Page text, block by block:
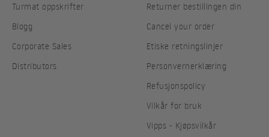
Turmat oppskrifter
Blogg
Corporate Sales
Distributors
Returner bestillingen din
Cancel your order
Etiske retningslinjer
Personvernerklæring
Refusjonspolicy
Vilkår for bruk
Vipps - Kjøpsvilkår